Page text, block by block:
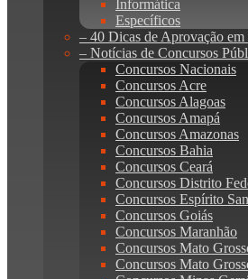
Informática
Específicos
– 40 Dicas de Aprovação em
– Notícias de Concursos
Concursos Nacionais
Concursos Acre
Concursos Alagoas
Concursos Amapá
Concursos Amazonas
Concursos Bahia
Concursos Ceará
Concursos Distrito
Concursos Espírito
Concursos Goiás
Concursos Maranhão
Concursos Mato
Concursos Mato